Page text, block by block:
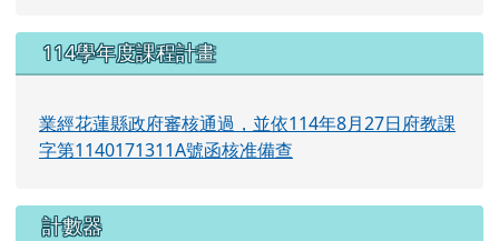
114學年度課程計畫
業經花蓮縣政府審核通過，並依114年8月27日府教課
字第1140171311A號函核准備查
計數器